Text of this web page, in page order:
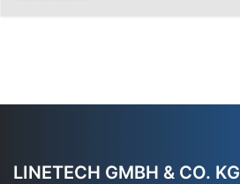
LINETECH GMBH & CO. KG